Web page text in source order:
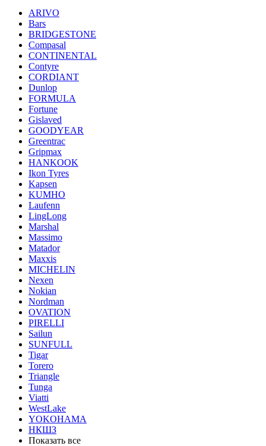
ARIVO
Bars
BRIDGESTONE
Compasal
CONTINENTAL
Contyre
CORDIANT
Dunlop
FORMULA
Fortune
Gislaved
GOODYEAR
Greentrac
Gripmax
HANKOOK
Ikon Tyres
Kapsen
KUMHO
Laufenn
LingLong
Marshal
Massimo
Matador
Maxxis
MICHELIN
Nexen
Nokian
Nordman
OVATION
PIRELLI
Sailun
SUNFULL
Tigar
Torero
Triangle
Tunga
Viatti
WestLake
YOKOHAMA
НКШЗ
Показать все